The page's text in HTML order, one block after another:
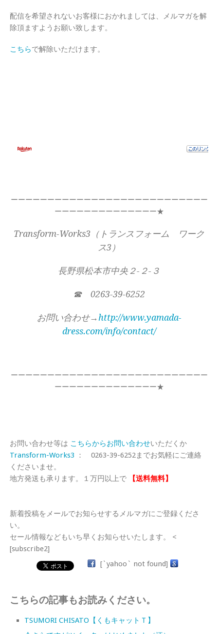
配信を希望されないお客様におかれましては、メルマガを解
除頂ますようお願い致します。
こちらで解除いただけます。
ーーーーーーーーーーーーーーーーーーーーーーーーーーー
ーーーーーーーーーーーーーー★
Transform-Works3（トランスフォーム ワーク
ス3）
長野県松本市中央２-２-３
☎ 0263-39-6252
お問い合わせ→http://www.yamada-
dress.com/info/contact/
ーーーーーーーーーーーーーーーーーーーーーーーーーーー
ーーーーーーーーーーーーーー★
お問い合わせ等は こちらからお問い合わせいただくか
Transform-Works3 ： 0263-39-6252までお気軽にご連絡
くださいませ。
地方発送も承ります。１万円以上で
【送料無料】
新着投稿をメールでお知らせするメルマガにご登録くださ
い。
セール情報などもいち早くお知らせいたします。 <
[subscribe2]
[`yahoo` not found]
こちらの記事もお読みください。
TSUMORI CHISATO【くもキャットＴ】